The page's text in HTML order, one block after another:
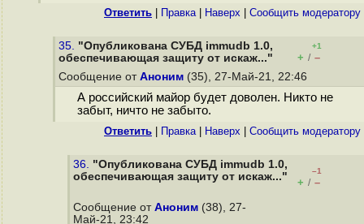
Ответить Правка| Наверх Cообщить модератору
35. "Опубликована СУБД immudb 1.0,
обеспечивающая защиту от искаж..."
+1
+ / –
Сообщение от Аноним (35), 27-Май-21, 22:46
А российский майор будет доволен. Никто не
забыт, ничто не забыто.
Ответить Правка| Наверх Cообщить модератору
36. "Опубликована СУБД immudb 1.0,
обеспечивающая защиту от искаж..."
–1
+ / –
Сообщение от Аноним (38), 27-
Май-21, 23:42